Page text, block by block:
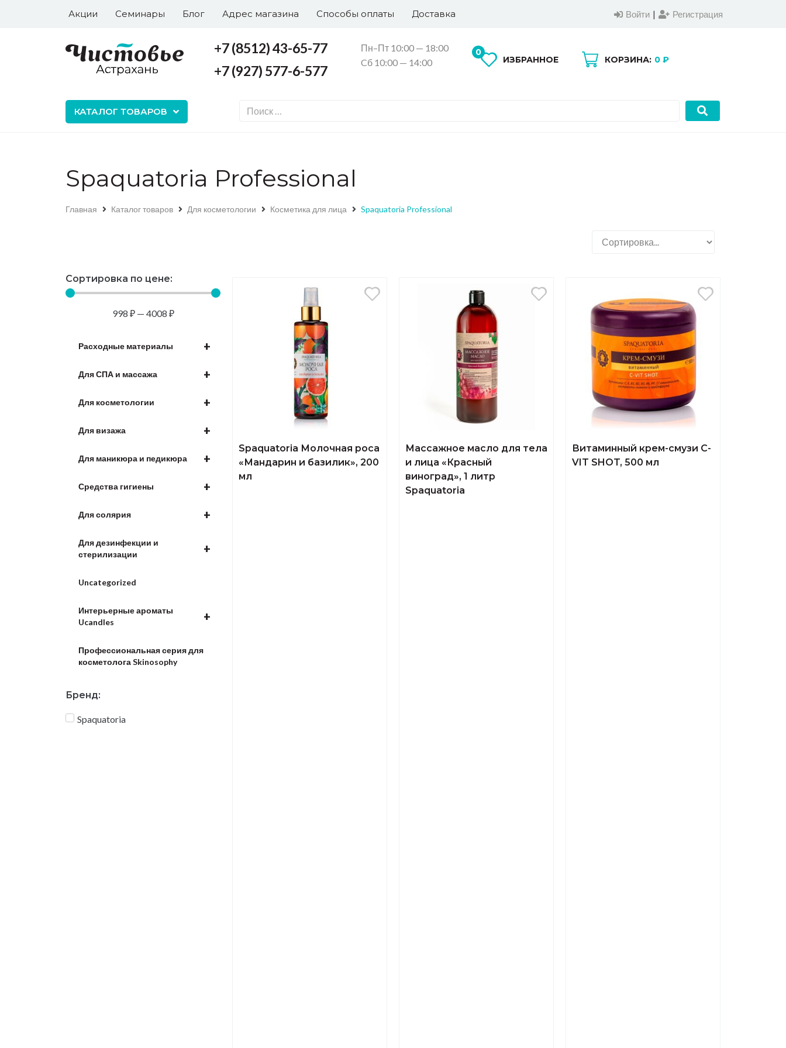
Акции Семинары Блог Адрес магазина Способы оплаты Доставка Войти | Регистрация
+7 (8512) 43-65-77
+7 (927) 577-6-577
Пн–Пт 10:00 — 18:00
Cб 10:00 — 14:00
ИЗБРАННОЕ
0
КОРЗИНА: 0 ₽
КАТАЛОГ ТОВАРОВ
+7 (927) 577-6-577
Spaquatoria Professional
Главная Каталог товаров Для косметологии Косметика для лица Spaquatoria Professional
Сортировка по цене:
998 ₽— 4008 ₽
+
Расходные материалы
+
Для СПА и массажа
+
Для косметологии
+
Для визажа
+
Для маникюра и педикюра
+
Средства гигиены
+
Для солярия
+
Для дезинфекции и
стерилизации
Uncategorized
+
Интерьерные ароматы
Ucandles
Профессиональная серия для
косметолога Skinosophy
Бренд:
Spaquatoria
Spaquatoria Молочная роса
«Мандарин и базилик», 200
мл
Массажное масло для тела
и лица «Красный
виноград», 1 литр
Spaquatoria
Витаминный крем-смузи С-
VIT SHOT, 500 мл